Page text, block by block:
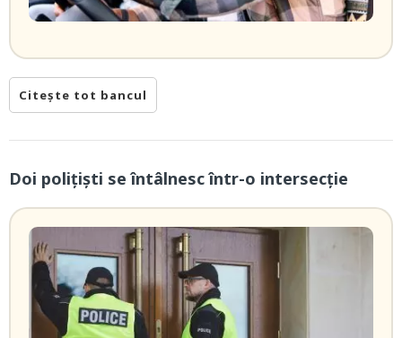
Citește tot bancul
Doi poliţişti se întâlnesc într-o intersecție